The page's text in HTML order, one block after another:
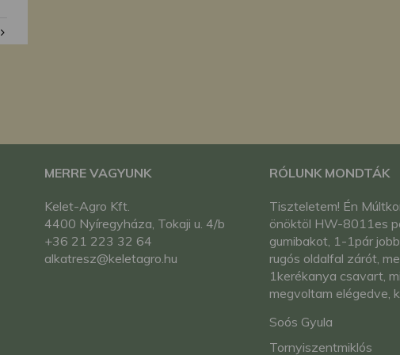
MERRE VAGYUNK
Kelet-Agro Kft.
4400 Nyíregyháza, Tokaji u. 4/b
+36 21 223 32 64
alkatresz@keletagro.hu
RÓLUNK MONDTÁK
Tiszteletem! Én
önöktöl HW-8011es
gumibakot, 1-1pár
rugós oldalfal zárót,
1kerékanya csavart,
megvoltam elégedve,
mert használhatatlan
dobhattam a kukába,
Soós Gyula
Tornyiszentmiklós